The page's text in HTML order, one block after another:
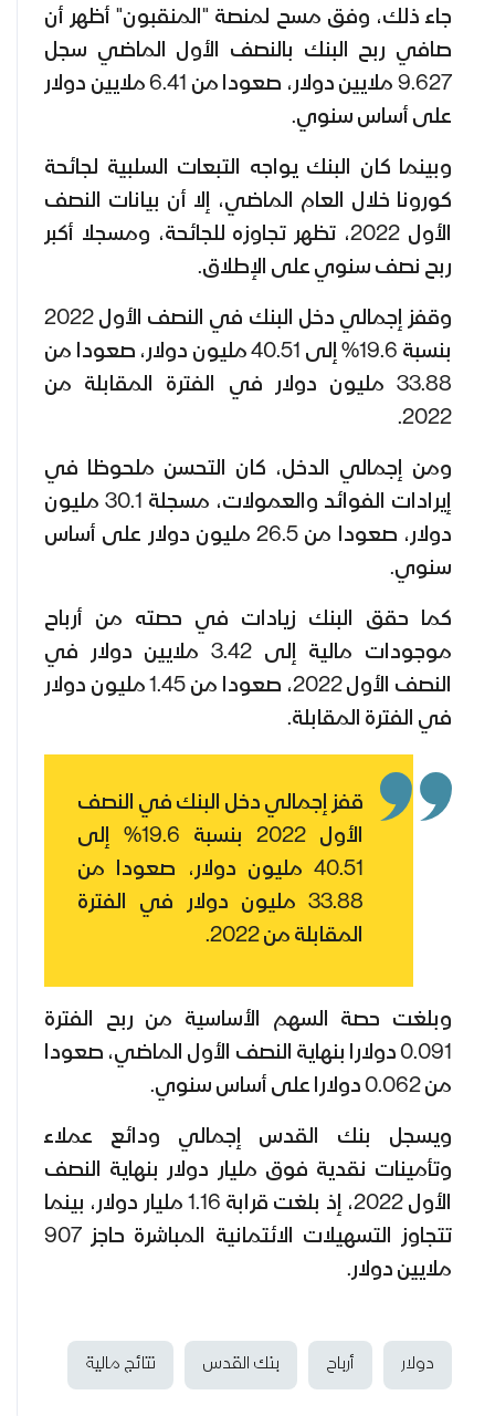
جاء ذلك، وفق مسح لمنصة "المنقبون" أظهر أن
صافي ربح البنك بالنصف الأول الماضي سجل
9.627 ملايين دولار، صعودا من 6.41 ملايين دولار
على أساس سنوي.
وبينما كان البنك يواجه التبعات السلبية لجائحة
كورونا خلال العام الماضي، إلا أن بيانات النصف
الأول 2022، تظهر تجاوزه للجائحة، ومسجلا أكبر
ربح نصف سنوي على الإطلاق.
وقفز إجمالي دخل البنك في النصف الأول 2022
بنسبة 19.6% إلى 40.51 مليون دولار، صعودا من
33.88 مليون دولار في الفترة المقابلة من
2022.
ومن إجمالي الدخل، كان التحسن ملحوظا في
إيرادات الفوائد والعمولات، مسجلة 30.1 مليون
دولار، صعودا من 26.5 مليون دولار على أساس
سنوي.
كما حقق البنك زيادات في حصته من أرباح
موجودات مالية إلى 3.42 ملايين دولار في
النصف الأول 2022، صعودا من 1.45 مليون دولار
في الفترة المقابلة.
قفز إجمالي دخل البنك في النصف
الأول 2022 بنسبة 19.6% إلى
40.51 مليون دولار، صعودا من
33.88 مليون دولار في الفترة
المقابلة من 2022.
وبلغت حصة السهم الأساسية من ربح الفترة
0.091 دولارا بنهاية النصف الأول الماضي، صعودا
من 0.062 دولارا على أساس سنوي.
ويسجل بنك القدس إجمالي ودائع عملاء
وتأمينات نقدية فوق مليار دولار بنهاية النصف
الأول 2022، إذ بلغت قرابة 1.16 مليار دولار، بينما
تتجاوز التسهيلات الائتمانية المباشرة حاجز 907
ملايين دولار.
دولار أرباح بنك القدس نتائج مالية